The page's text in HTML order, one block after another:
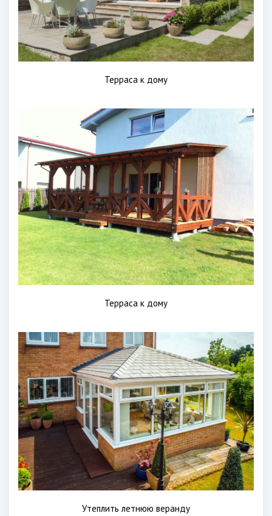
Терраса к дому
Терраса к дому
Утеплить летнюю веранду